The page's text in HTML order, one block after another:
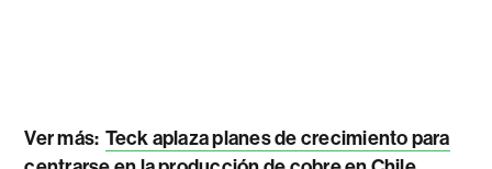
Ver más: Teck aplaza planes de crecimiento para